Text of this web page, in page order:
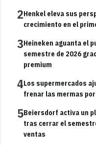
2Henkel eleva sus
crecimiento en el
3Heineken aguanta el
semestre de 2026
premium
4Los supermercados
frenar las mermas
5Beiersdorf activa un
tras cerrar el
ventas